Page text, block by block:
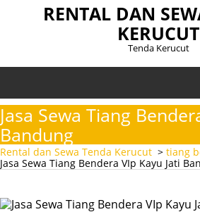
RENTAL DAN
KERUCUT
Tenda Kerucut
Jasa Sewa Tiang
Bandung
Rental dan Sewa Tenda Kerucut > tiang
Jasa Sewa Tiang Bendera VIp Kayu Jati